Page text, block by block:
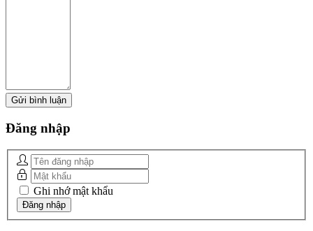
Đăng nhập
Ghi nhớ mật khẩu